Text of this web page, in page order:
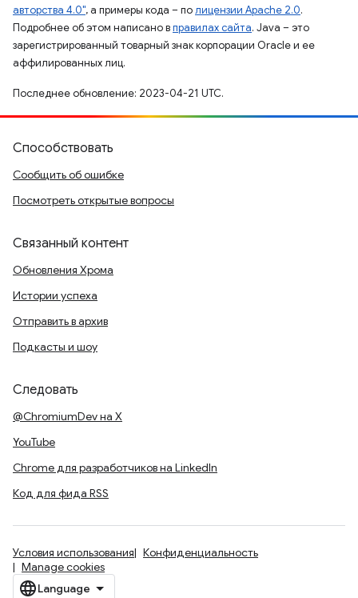
авторства 4.0", а примеры кода – полицензии Apache 2.0.
Подробнее об этом написано вправилах сайта. Java – это
зарегистрированный товарный знак корпорации Oracle и ее
аффилированных лиц.
Последнее обновление: 2023-04-21 UTC.
Способствовать
Сообщить об ошибке
Посмотреть открытые вопросы
Связанный контент
Обновления Хрома
Истории успеха
Отправить в архив
Подкасты и шоу
Следовать
@ChromiumDev на X
YouTube
Chrome для разработчиков на LinkedIn
Код для фида RSS
Условия использования
Конфиденциальность
Manage cookies